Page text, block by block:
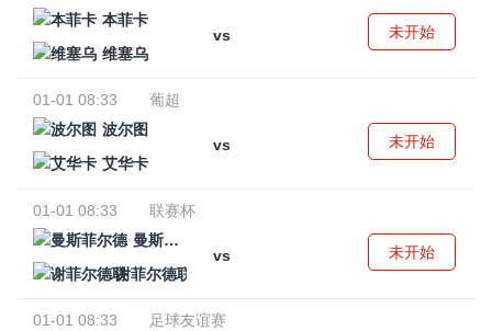
本菲卡
vs
维塞乌
未开始
01-01 08:33
葡超
波尔图
vs
艾华卡
未开始
01-01 08:33
联赛杯
曼斯菲尔德
vs
谢菲尔德联
未开始
01-01 08:33
足球友谊赛